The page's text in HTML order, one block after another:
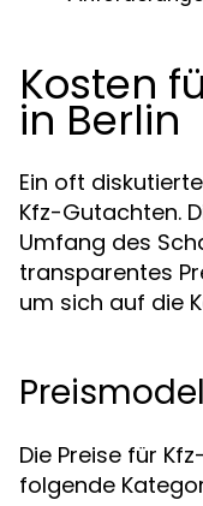
Kosten
in Berlin
Ein oft
Kfz-Gutachten.
Umfang des
transparentes
um sich auf die
Die Preise für
folgende